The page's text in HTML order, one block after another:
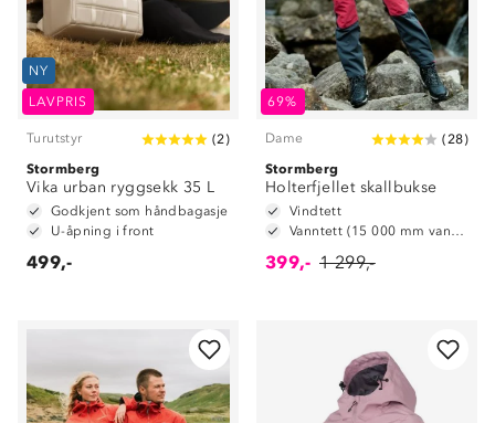
NY
LAVPRIS
Turutstyr (2)
Stormberg
Vika urban ryggsekk 35 L
Godkjent som håndbagasje
U-åpning i front
499,-
69%
Dame (28)
Stormberg
Holterfjellet skallbukse
Vindtett
Vanntett (15 000 mm vannsøyle)
399,- 1 299,-